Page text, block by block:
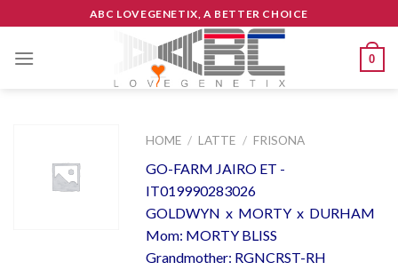
to
content
ABC LOVEGENETIX, A BETTER CHOICE
0
HOME / LATTE / FRISONA
GO-FARM JAIRO ET -
IT019990283026
GOLDWYN x MORTY x DURHAM
Mom: MORTY BLISS
Grandmother: RGNCRST-RH